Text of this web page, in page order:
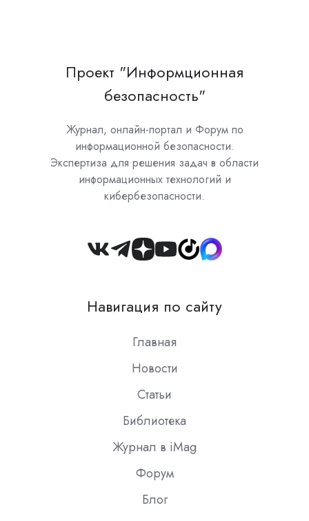
Проект "Информционная
безопасность"
Журнал, онлайн-портал и Форум по
информационной безопасности.
Экспертиза для решения задач в области
информационных технологий и
кибербезопасности.
Join
Slack
Навигация по сайту
Главная
Новости
Статьи
Библиотека
Журнал в iMag
Форум
Блог